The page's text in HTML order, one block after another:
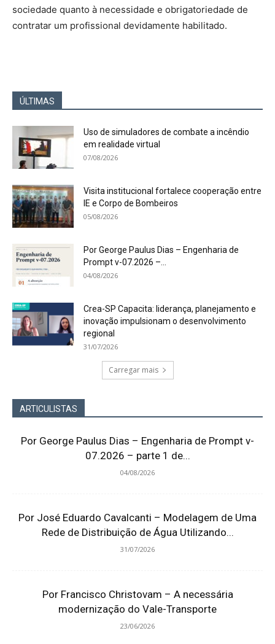
sociedade quanto à necessidade e obrigatoriedade de
contratar um profissional devidamente habilitado.
ÚLTIMAS
Uso de simuladores de combate a incêndio
em realidade virtual
07/08/2026
Visita institucional fortalece cooperação entre
IE e Corpo de Bombeiros
05/08/2026
Por George Paulus Dias – Engenharia de
Prompt v-07.2026 –...
04/08/2026
Crea-SP Capacita: liderança, planejamento e
inovação impulsionam o desenvolvimento
regional
31/07/2026
Carregar mais
ARTICULISTAS
Por George Paulus Dias – Engenharia de Prompt v-
07.2026 – parte 1 de...
04/08/2026
Por José Eduardo Cavalcanti – Modelagem de Uma
Rede de Distribuição de Água Utilizando...
31/07/2026
Por Francisco Christovam – A necessária
modernização do Vale-Transporte
23/06/2026